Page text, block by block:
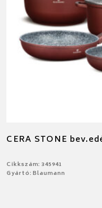
CERA STONE
Cikkszám: 345941
Gyártó: Blaumann